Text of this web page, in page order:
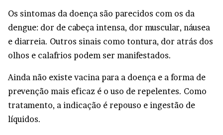
Os sintomas da doença são parecidos com os da
dengue: dor de cabeça intensa, dor muscular, náusea
e diarreia. Outros sinais como tontura, dor atrás dos
olhos e calafrios podem ser manifestados.
Ainda não existe vacina para a doença e a forma de
prevenção mais eficaz é o uso de repelentes. Como
tratamento, a indicação é repouso e ingestão de
líquidos.